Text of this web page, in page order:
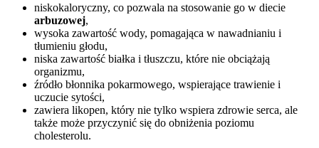
niskokaloryczny, co pozwala na stosowanie go w diecie
arbuzowej,
wysoka zawartość wody, pomagająca w nawadnianiu i
tłumieniu głodu,
niska zawartość białka i tłuszczu, które nie obciążają
organizmu,
źródło błonnika pokarmowego, wspierające trawienie i
uczucie sytości,
zawiera likopen, który nie tylko wspiera zdrowie serca, ale
także może przyczynić się do obniżenia poziomu
cholesterolu.